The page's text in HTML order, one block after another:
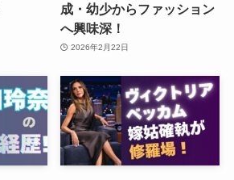
成・幼少からファッション
へ興味深！
2026年2月22日